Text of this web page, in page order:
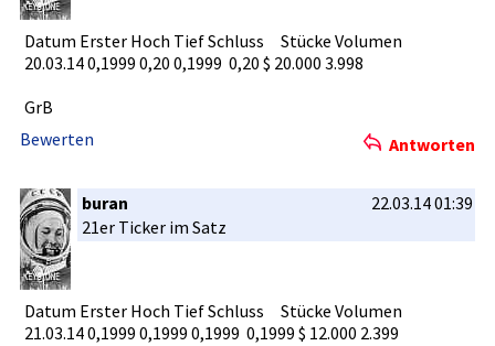
Datum Erster Hoch Tief Schluss Stücke Volumen
20.03.14 0,1999 0,20 0,1999 0,20 $ 20.000 3.998
GrB
Bewerten
Antworten
buran
22.03.14 01:39
21er Ticker im Satz
Datum Erster Hoch Tief Schluss Stücke Volumen
21.03.14 0,1999 0,1999 0,1999 0,199­9 $ 12.000 2.399